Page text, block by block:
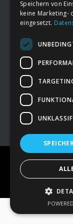
Footer
Deine
→
→Kontakt
Speichern von
keine Marketing-
eingesetzt.